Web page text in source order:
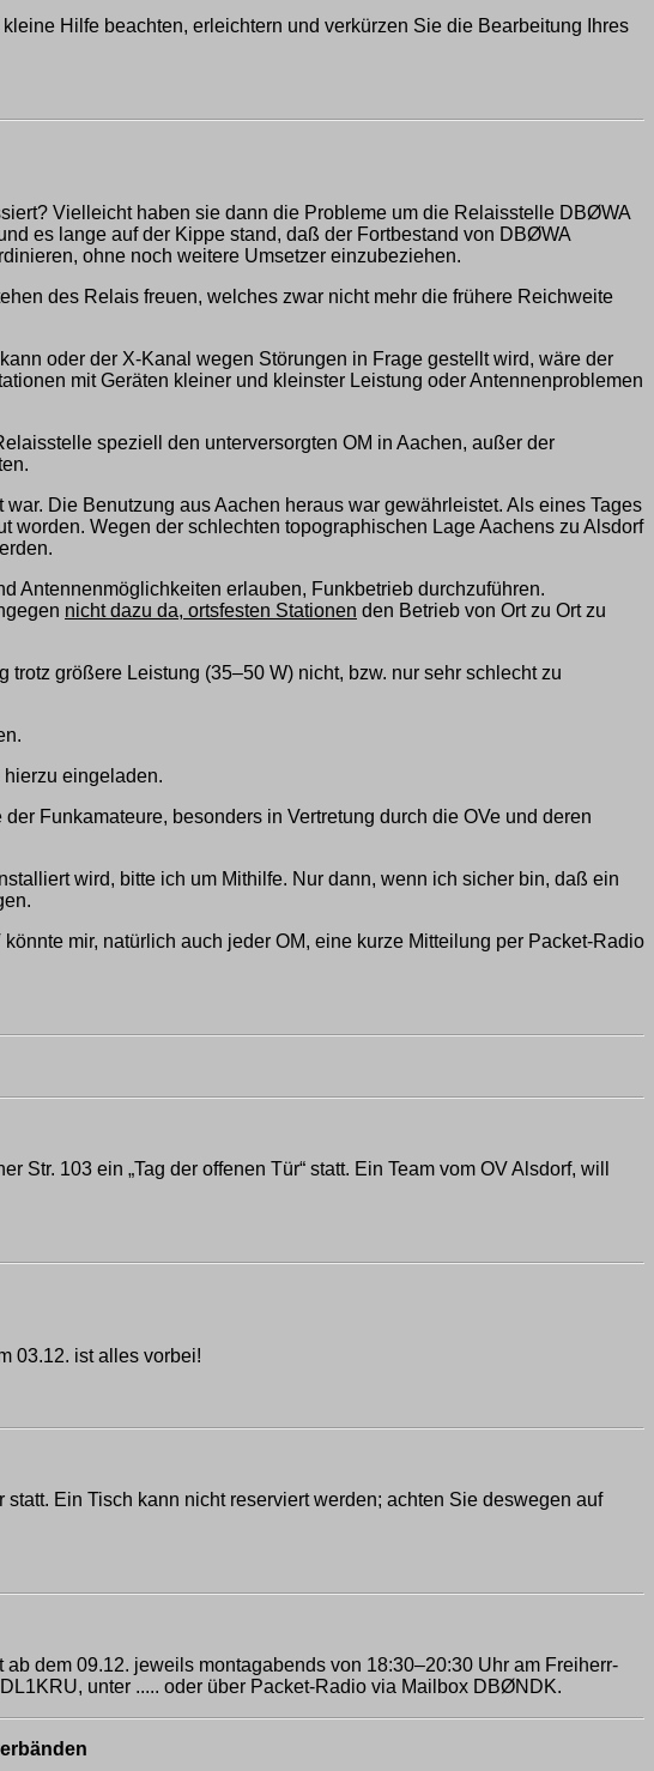
Hilfe beachten, erleichtern und verkürzen Sie die Bearbeitung Ihres
Vielleicht haben sie dann die Probleme um die Relaisstelle DBØWA
es lange auf der Kippe stand, daß der Fortbestand von DBØWA
ohne noch weitere Umsetzer einzubeziehen.
des Relais freuen, welches zwar nicht mehr die frühere Reichweite
oder der X-Kanal wegen Störungen in Frage gestellt wird, wäre der
mit Geräten kleiner und kleinster Leistung oder Antennenproblemen
speziell den unterversorgten OM in Aachen, außer der
Die Benutzung aus Aachen heraus war gewährleistet. Als eines Tages
Wegen der schlechten topographischen Lage Aachens zu Alsdorf
Antennenmöglichkeiten erlauben, Funkbetrieb durchzuführen.
nicht dazu da, ortsfesten Stationen den Betrieb von Ort zu Ort zu
größere Leistung (35–50 W) nicht, bzw. nur sehr schlecht zu
eingeladen.
Funkamateure, besonders in Vertretung durch die OVe und deren
wird, bitte ich um Mithilfe. Nur dann, wenn ich sicher bin, daß ein
mir, natürlich auch jeder OM, eine kurze Mitteilung per Packet-Radio
103 ein „Tag der offenen Tür“ statt. Ein Team vom OV Alsdorf, will
03.12. ist alles vorbei!
statt. Ein Tisch kann nicht reserviert werden; achten Sie deswegen auf
dem 09.12. jeweils montagabends von 18:30–20:30 Uhr am Freiherr-
unter ..... oder über Packet-Radio via Mailbox DBØNDK.